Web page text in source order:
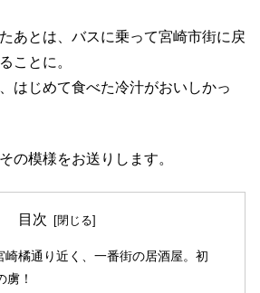
あとは、バスに乗って宮崎市街に戻
ことに。
はじめて食べた冷汁がおいしかっ
の模様をお送りします。
目次
橘通り近く、一番街の居酒屋。初
虜！